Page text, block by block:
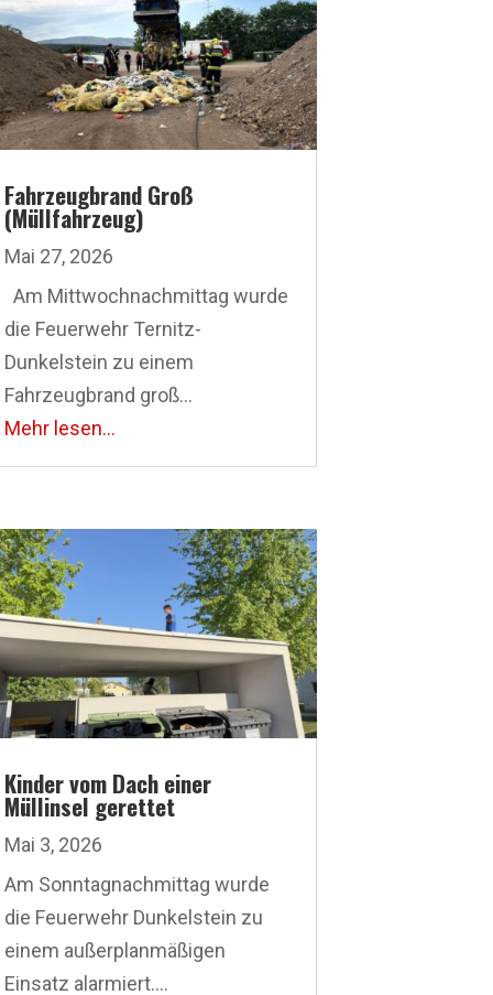
Fahrzeugbrand Groß
(Müllfahrzeug)
Mai 27, 2026
Am Mittwoch­nachmittag wurde
die Feuerwehr Ternitz-
Dunkelstein zu einem
Fahrzeugbrand groß...
Mehr lesen...
Kinder vom Dach einer
Müllinsel gerettet
Mai 3, 2026
Am Sonntagnachmittag wurde
die Feuerwehr Dunkelstein zu
einem außerplanmäßigen
Einsatz alarmiert....